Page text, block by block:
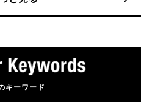
キーワード